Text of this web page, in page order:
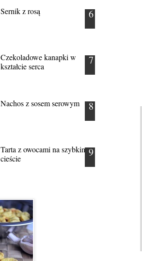
Sernik z rosą
Czekoladowe kanapki w
kształcie serca
Nachos z sosem serowym
Tarta z owocami na szybkim
cieście